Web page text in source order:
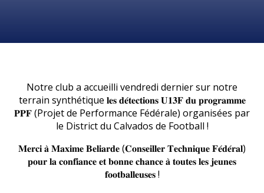
Notre club a accueilli vendredi dernier sur notre
terrain synthétique 𝐥𝐞𝐬 𝐝𝐞́𝐭𝐞𝐜𝐭𝐢𝐨𝐧𝐬 𝐔𝟏𝟑𝐅 𝐝𝐮 𝐩𝐫𝐨𝐠𝐫𝐚𝐦𝐦𝐞
𝐏𝐏𝐅 (Projet de Performance Fédérale) organisées par
le District du Calvados de Football !
𝐌𝐞𝐫𝐜𝐢 𝐚̀ 𝐌𝐚𝐱𝐢𝐦𝐞 𝐁𝐞𝐥𝐢𝐚𝐫𝐝𝐞 (𝐂𝐨𝐧𝐬𝐞𝐢𝐥𝐥𝐞𝐫 𝐓𝐞𝐜𝐡𝐧𝐢𝐪𝐮𝐞 𝐅𝐞́𝐝𝐞́𝐫𝐚𝐥)
𝐩𝐨𝐮𝐫 𝐥𝐚 𝐜𝐨𝐧𝐟𝐢𝐚𝐧𝐜𝐞 𝐞𝐭 𝐛𝐨𝐧𝐧𝐞 𝐜𝐡𝐚𝐧𝐜𝐞 𝐚̀ 𝐭𝐨𝐮𝐭𝐞𝐬 𝐥𝐞𝐬 𝐣𝐞𝐮𝐧𝐞𝐬
𝐟𝐨𝐨𝐭𝐛𝐚𝐥𝐥𝐞𝐮𝐬𝐞𝐬 !